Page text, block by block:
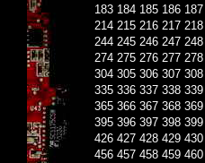
183 184 185 186 187
214 215 216 217 218
244 245 246 247 248
274 275 276 277 278
304 305 306 307 308
335 336 337 338 339
365 366 367 368 369
395 396 397 398 399
426 427 428 429 430
456 457 458 459 460